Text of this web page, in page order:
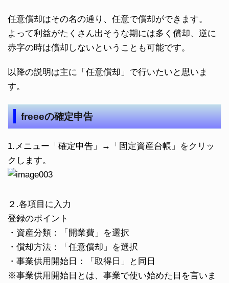
任意償却はその名の通り、任意で償却ができます。
よって利益がたくさん出そうな期には多く償却、逆に
赤字の時は償却しないということも可能です。
以降の説明は主に「任意償却」で行いたいと思いま
す。
freeeの確定申告
1.メニュー「確定申告」→「固定資産台帳」をクリッ
クします。
２.各項目に入力
登録のポイント
・資産分類：「開業費」を選択
・償却方法：「任意償却」を選択
・事業供用開始日：「取得日」と同日
※事業供用開始日とは、事業で使い始めた日を言いま